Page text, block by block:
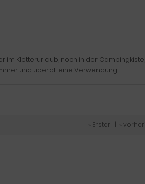
Kletterurlaub, noch in der
und überall eine Verwendung.
« Erster «